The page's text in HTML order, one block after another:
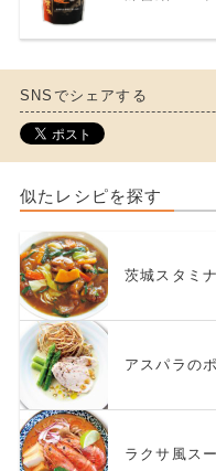
SNSでシェアする
似たレシピを探す
茨城スタミ
アスパラの
ラクサ風ス